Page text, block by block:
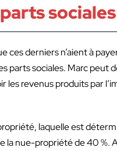
sociales
derniers n’aient à
sociales. Marc peut
revenus produits par
laquelle est
la nue-propriété de 40